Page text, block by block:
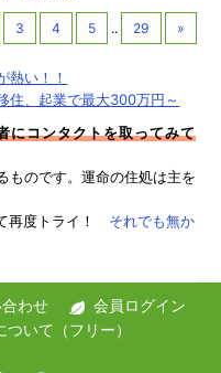
3 4 5 .. 29 »
熱い！！
住、起業で最大300万円～
にコンタクトを取ってみて
のです。運命の住処は主を
再度トライ！ それでも無か
わせ
会員ログイン
いて（フリー）